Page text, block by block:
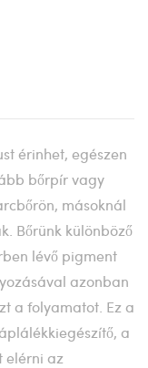
érinhet, egészen
bőrpír vagy
másoknál
Bőrünk különböző
lévő pigment
azonban
a folyamatot. Ez a
a
elérni az